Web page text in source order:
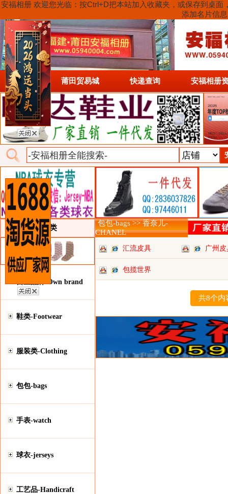
安福相册 欢迎您光临：按Ctrl+D把本站加入收藏夹，或保存到桌
添加名片信
首页 莆田贸易城 快递查询 安福相册
类目详细分类
自主品牌-Own brand
鞋类-Footwear
服装类-Clothing
包包-bags
手表-watch
球衣-jerseys
工艺品-Handicraft
包包-bags >> 香奈儿-
CHANEL
汇流皮具 广州
包揽世界
共8个内